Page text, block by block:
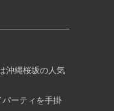
沖縄桜坂の人気
パーティを手掛